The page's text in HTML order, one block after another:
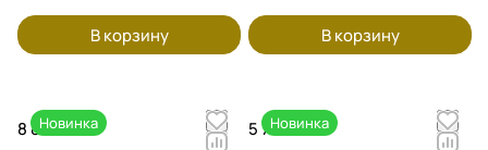
В корзину В корзину
Новинка
8 850 ₽ Новинка
5 700 ₽